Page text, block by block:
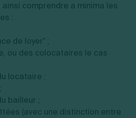
ainsi comprendre a minima les
:
de loyer” ;
ou des colocataires le cas
locataire ;
bailleur ;
(avec une distinction entre